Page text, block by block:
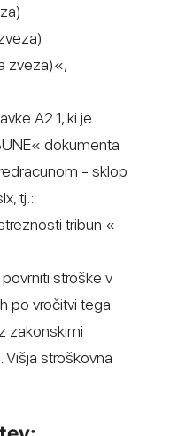
zveza)«,
A2.1, ki je
dokumenta
- sklop
tj.:
tribun.«
stroške v
po vročitvi tega
zakonskimi
stroškovna